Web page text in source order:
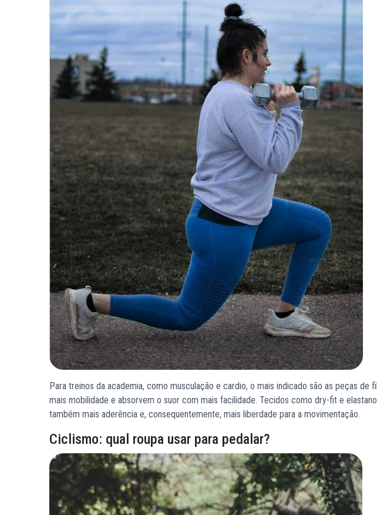
Para treinos da academia, como musculação e cardio, o mais indicado são as peças de
mais mobilidade e absorvem o suor com mais facilidade. Tecidos como dry-fit e
também mais aderência e, consequentemente, mais liberdade para a movimentação.
Ciclismo: qual roupa usar para pedalar?